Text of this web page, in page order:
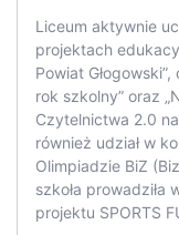
Liceum aktywnie
projektach
Powiat
rok szkolny” oraz
Czytelnictwa 2.0
również udział w
Olimpiadzie BiZ
szkoła prowadziła
projektu SPORTS